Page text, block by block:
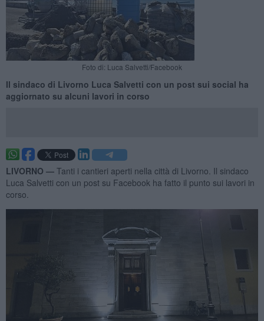
Foto di: Luca Salvetti/Facebook
Il sindaco di Livorno Luca Salvetti con un post sui social ha
aggiornato su alcuni lavori in corso
LIVORNO — Tanti i cantieri aperti nella città di Livorno. Il sindaco
Luca Salvetti con un post su Facebook ha fatto il punto sui lavori in
corso.